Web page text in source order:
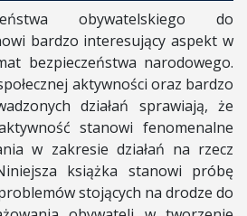
obywatelskiego do
bardzo interesujący aspekt w
bezpieczeństwa narodowego.
aktywności oraz bardzo
działań sprawiają, że
stanowi fenomenalne
w zakresie działań na rzecz
książka stanowi próbę
stojących na drodze do